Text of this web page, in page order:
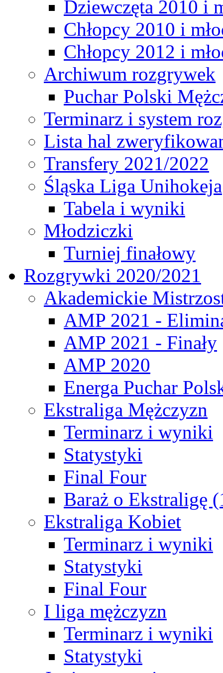
Dziewczęta 2010 i
Chłopcy 2010 i
Chłopcy 2012 i
Archiwum rozgrywek
Puchar Polski
Terminarz i system
Lista hal
Transfery 2021/2022
Śląska Liga Unihokeja
Tabela i wyniki
Młodziczki
Turniej finałowy
Rozgrywki 2020/2021
Akademickie
AMP 2021 -
AMP 2021 - Finały
AMP 2020
Energa Puchar
Ekstraliga Mężczyzn
Terminarz i wyniki
Statystyki
Final Four
Baraż o Ekstraligę
Ekstraliga Kobiet
Terminarz i wyniki
Statystyki
Final Four
I liga mężczyzn
Terminarz i wyniki
Statystyki